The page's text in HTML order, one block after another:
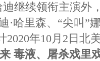
迪继续领衔主演外
·哈里森、“尖叫”
年10月2日北
毒液、屠杀戏里